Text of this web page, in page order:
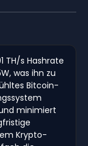
TH/s Hashrate
was ihn zu
Bitcoin-
minimiert
Krypto-